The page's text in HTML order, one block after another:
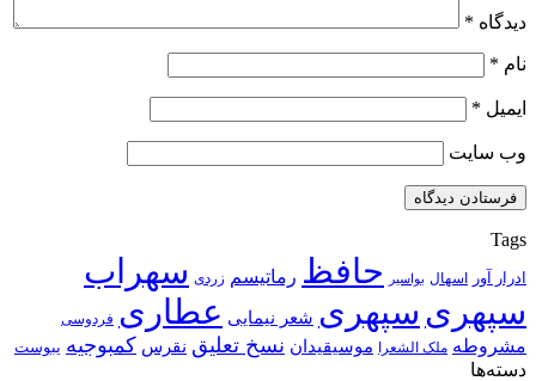
دیدگاه *
نام *
ایمیل *
وب‌ سایت
Tags
ادرار آور اسهال بواسیر حافظ رماتیسم زردی سهراب
سپهری سپهری شعر نیمایی عطاری فردوسی
مشروطه ملک الشعرا موسیقیدان نسخ تعلیق نقرس کمبوجیه یبوست
دسته‌ها